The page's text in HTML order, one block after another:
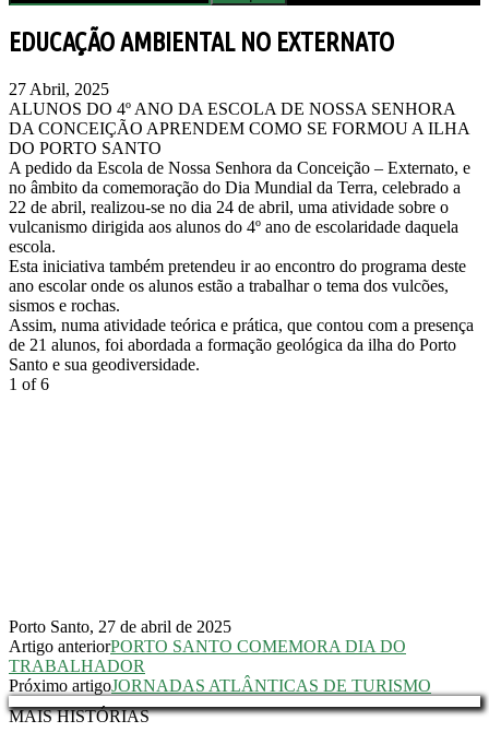
EDUCAÇÃO AMBIENTAL NO EXTERNATO
27 Abril, 2025
ALUNOS DO 4º ANO DA ESCOLA DE NOSSA SENHORA
DA CONCEIÇÃO APRENDEM COMO SE FORMOU A ILHA
DO PORTO SANTO
A pedido da Escola de Nossa Senhora da Conceição – Externato, e
no âmbito da comemoração do Dia Mundial da Terra, celebrado a
22 de abril, realizou-se no dia 24 de abril, uma atividade sobre o
vulcanismo dirigida aos alunos do 4º ano de escolaridade daquela
escola.
Esta iniciativa também pretendeu ir ao encontro do programa deste
ano escolar onde os alunos estão a trabalhar o tema dos vulcões,
sismos e rochas.
Assim, numa atividade teórica e prática, que contou com a presença
de 21 alunos, foi abordada a formação geológica da ilha do Porto
Santo e sua geodiversidade.
1 of 6
Porto Santo, 27 de abril de 2025
Artigo anteriorPORTO SANTO COMEMORA DIA DO
TRABALHADOR
Próximo artigoJORNADAS ATLÂNTICAS DE TURISMO
MAIS HISTÓRIAS